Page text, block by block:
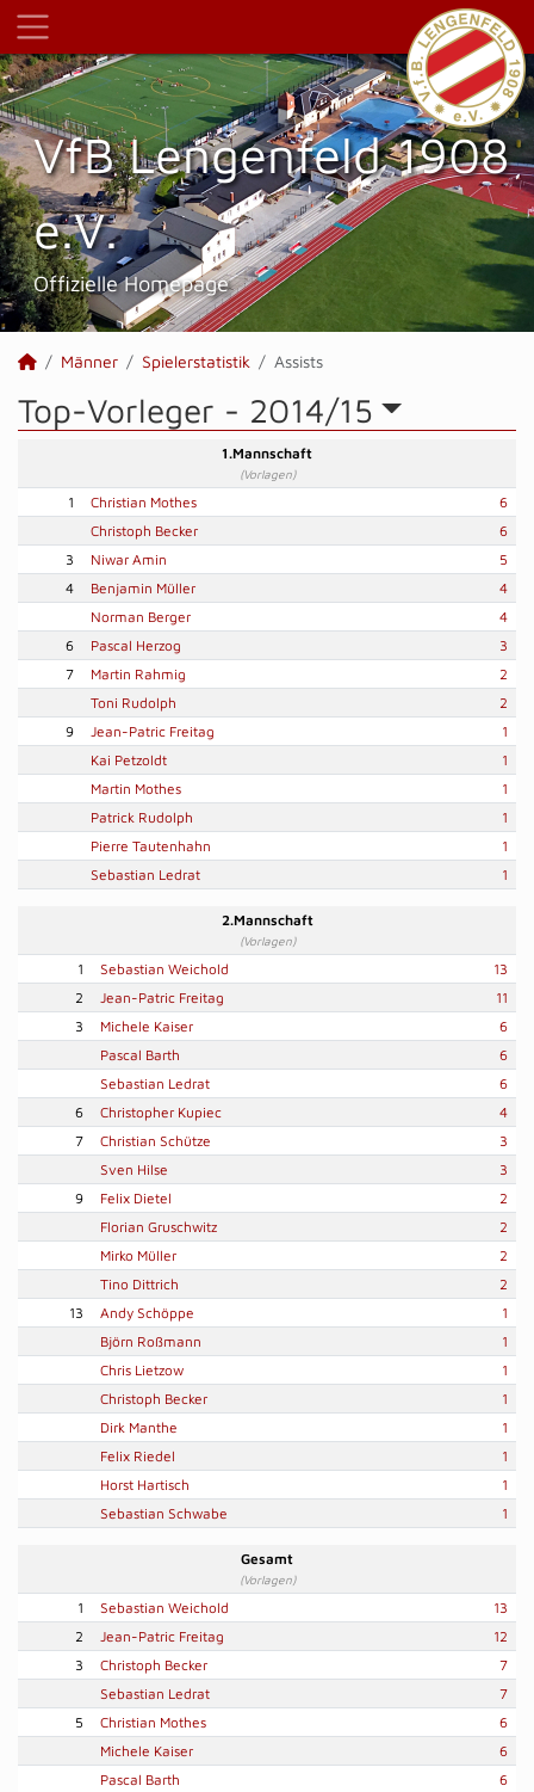
VfB Lengenfeld 1908
e.V.
Offizielle Homepage
Männer Spielerstatistik Assists
Top-Vorleger - 2014/15
1.Mannschaft
(Vorlagen)
1 Christian Mothes
6
Christoph Becker
6
3
Niwar Amin
5
4
Benjamin Müller
4
Norman Berger
4
6
Pascal Herzog
3
7
Martin Rahmig
2
Toni Rudolph
2
9
Jean-Patric Freitag
1
Kai Petzoldt
1
Martin Mothes
1
Patrick Rudolph
1
Pierre Tautenhahn
1
Sebastian Ledrat
1
2.Mannschaft
(Vorlagen)
1 Sebastian Weichold
13
2
Jean-Patric Freitag
11
3
Michele Kaiser
6
Pascal Barth
6
Sebastian Ledrat
6
6
Christopher Kupiec
4
7
Christian Schütze
3
Sven Hilse
3
9
Felix Dietel
2
Florian Gruschwitz
2
Mirko Müller
2
Tino Dittrich
2
13
Andy Schöppe
1
Björn Roßmann
1
Chris Lietzow
1
Christoph Becker
1
Dirk Manthe
1
Felix Riedel
1
Horst Hartisch
1
Sebastian Schwabe
1
Gesamt
(Vorlagen)
1 Sebastian Weichold
13
2
Jean-Patric Freitag
12
3
Christoph Becker
7
Sebastian Ledrat
7
5
Christian Mothes
6
Michele Kaiser
6
Pascal Barth
6